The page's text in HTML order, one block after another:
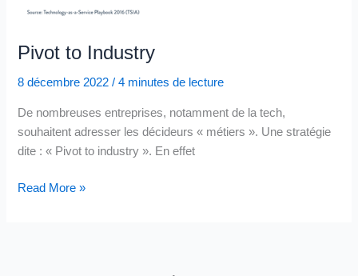
Pivot to Industry
8 décembre 2022/4 minutes de lecture
De nombreuses entreprises, notamment de la tech,
souhaitent adresser les décideurs « métiers ». Une stratégie
dite : « Pivot to industry ». En effet
Pivot
Read More »